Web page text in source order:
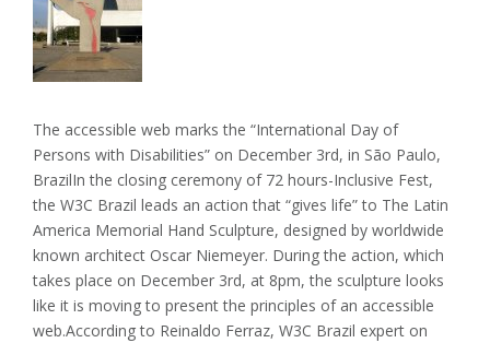
The accessible web marks the “International Day of
Persons with Disabilities” on December 3rd, in São Paulo,
BrazilIn the closing ceremony of 72 hours-Inclusive Fest,
the W3C Brazil leads an action that “gives life” to The Latin
America Memorial Hand Sculpture, designed by worldwide
known architect Oscar Niemeyer. During the action, which
takes place on December 3rd, at 8pm, the sculpture looks
like it is moving to present the principles of an accessible
web.According to Reinaldo Ferraz, W3C Brazil expert on